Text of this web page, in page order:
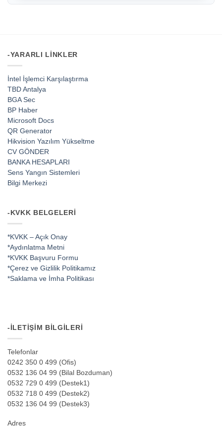
-YARARLI LINKLER
İntel İşlemci Karşılaştırma
TBD Antalya
BGA Sec
BP Haber
Microsoft Docs
QR Generator
Hikvision Yazılım Yükseltme
CV GÖNDER
BANKA HESAPLARI
Sens Yangın Sistemleri
Bilgi Merkezi
-KVKK BELGELERI
*KVKK – Açık Onay
*Aydınlatma Metni
*KVKK Başvuru Formu
*Çerez ve Gizlilik Politikamız
*Saklama ve İmha Politikası
-İLETIŞIM BILGILERI
Telefonlar
0242 350 0 499 (Ofis)
0532 136 04 99 (Bilal Bozduman)
0532 729 0 499 (Destek1)
0532 718 0 499 (Destek2)
0532 136 04 99 (Destek3)
Adres